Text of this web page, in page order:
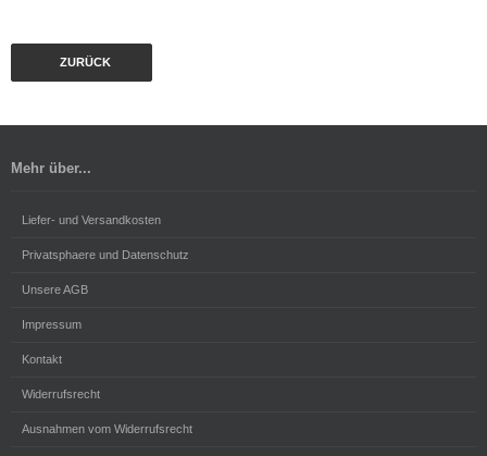
ZURÜCK
Mehr über...
Liefer- und Versandkosten
Privatsphaere und Datenschutz
Unsere AGB
Impressum
Kontakt
Widerrufsrecht
Ausnahmen vom Widerrufsrecht